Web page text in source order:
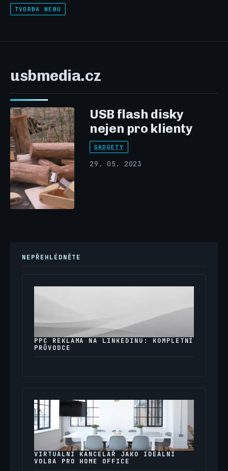
TVORBA WEBU
usbmedia.cz
USB flash disky
nejen pro klienty
GADGETY
29. 05. 2023
NEPŘEHLÉDNĚTE
PPC REKLAMA NA LINKEDINU: KOMPLETNÍ
PRŮVODCE
VIRTUÁLNÍ KANCELÁŘ JAKO IDEÁLNÍ
VOLBA PRO HOME OFFICE